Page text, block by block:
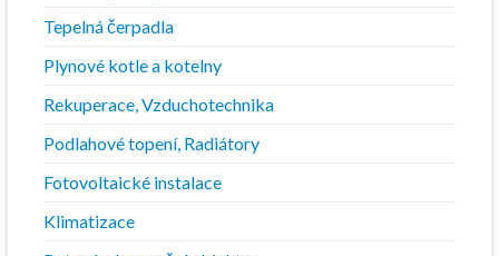
Tepelná čerpadla
Plynové kotle a kotelny
Rekuperace, Vzduchotechnika
Podlahové topení, Radiátory
Fotovoltaické instalace
Klimatizace